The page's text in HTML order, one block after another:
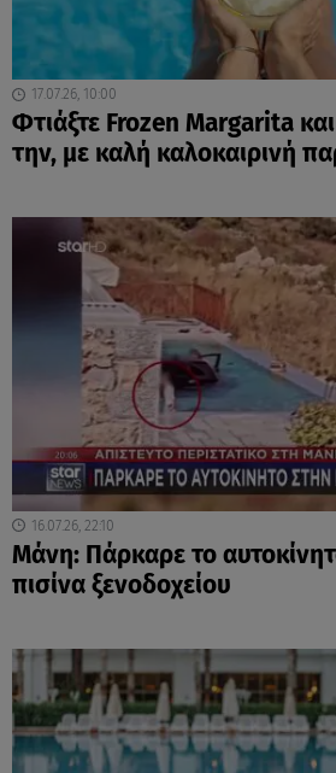
17.07.26, 10:00
Φτιάξτε Frozen Margarita
την, με καλή καλοκαιρινή
16.07.26, 22:10
Μάνη: Πάρκαρε το
πισίνα ξενοδοχείου